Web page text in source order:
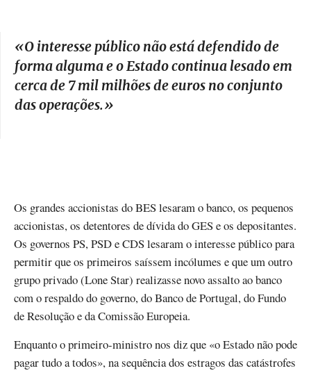
«O interesse público não está defendido de
forma alguma e o Estado continua lesado em
cerca de 7 mil milhões de euros no conjunto
das operações.»
Os grandes accionistas do BES lesaram o banco, os pequenos
accionistas, os detentores de dívida do GES e os depositantes.
Os governos PS, PSD e CDS lesaram o interesse público para
permitir que os primeiros saíssem incólumes e que um outro
grupo privado (Lone Star) realizasse novo assalto ao banco
com o respaldo do governo, do Banco de Portugal, do Fundo
de Resolução e da Comissão Europeia.
Enquanto o primeiro-ministro nos diz que «o Estado não pode
pagar tudo a todos», na sequência dos estragos das catástrofes